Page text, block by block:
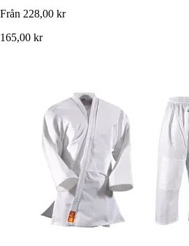
Från 228,00 kr
165,00 kr